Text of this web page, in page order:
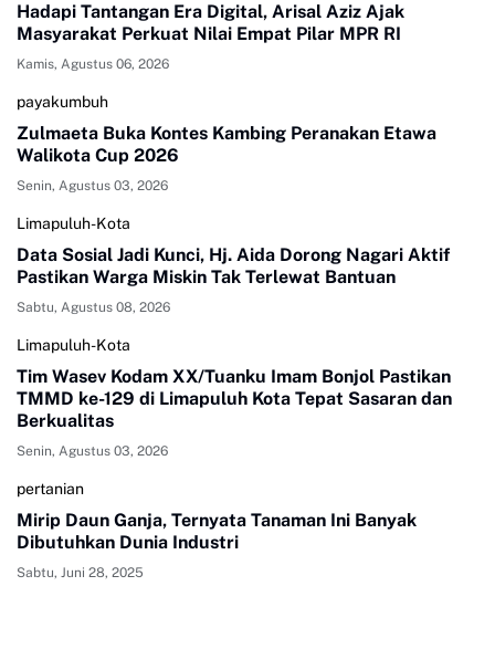
Hadapi Tantangan Era Digital, Arisal Aziz Ajak
Masyarakat Perkuat Nilai Empat Pilar MPR RI
Kamis, Agustus 06, 2026
payakumbuh
Zulmaeta Buka Kontes Kambing Peranakan Etawa
Walikota Cup 2026
Senin, Agustus 03, 2026
Limapuluh-Kota
Data Sosial Jadi Kunci, Hj. Aida Dorong Nagari Aktif
Pastikan Warga Miskin Tak Terlewat Bantuan
Sabtu, Agustus 08, 2026
Limapuluh-Kota
Tim Wasev Kodam XX/Tuanku Imam Bonjol Pastikan
TMMD ke-129 di Limapuluh Kota Tepat Sasaran dan
Berkualitas
Senin, Agustus 03, 2026
pertanian
Mirip Daun Ganja, Ternyata Tanaman Ini Banyak
Dibutuhkan Dunia Industri
Sabtu, Juni 28, 2025